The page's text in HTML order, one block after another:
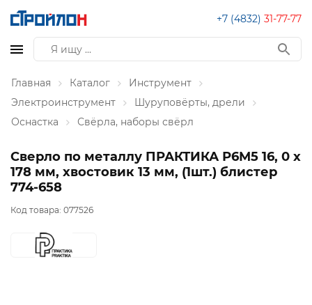
+7 (4832) 31-77-77
Главная Каталог
Инструмент
Электроинструмент
Шуруповёрты, дрели
Оснастка
Свёрла, наборы свёрл
Сверло по металлу ПРАКТИКА Р6М5 16, 0 х
178 мм, хвостовик 13 мм, (1шт.) блистер
774-658
Код товара: 077526